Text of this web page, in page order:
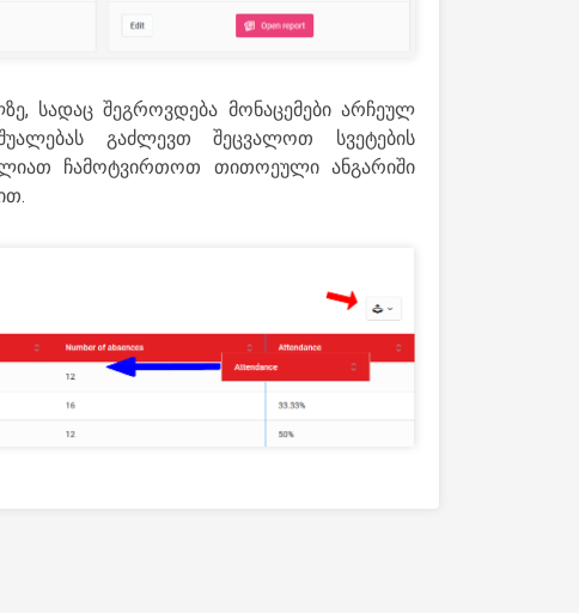
სადაც შეგროვდება მონაცემები არჩეულ
გაძლევთ შეცვალოთ სვეტების
ჩამოტვირთოთ თითოეული ანგარიში